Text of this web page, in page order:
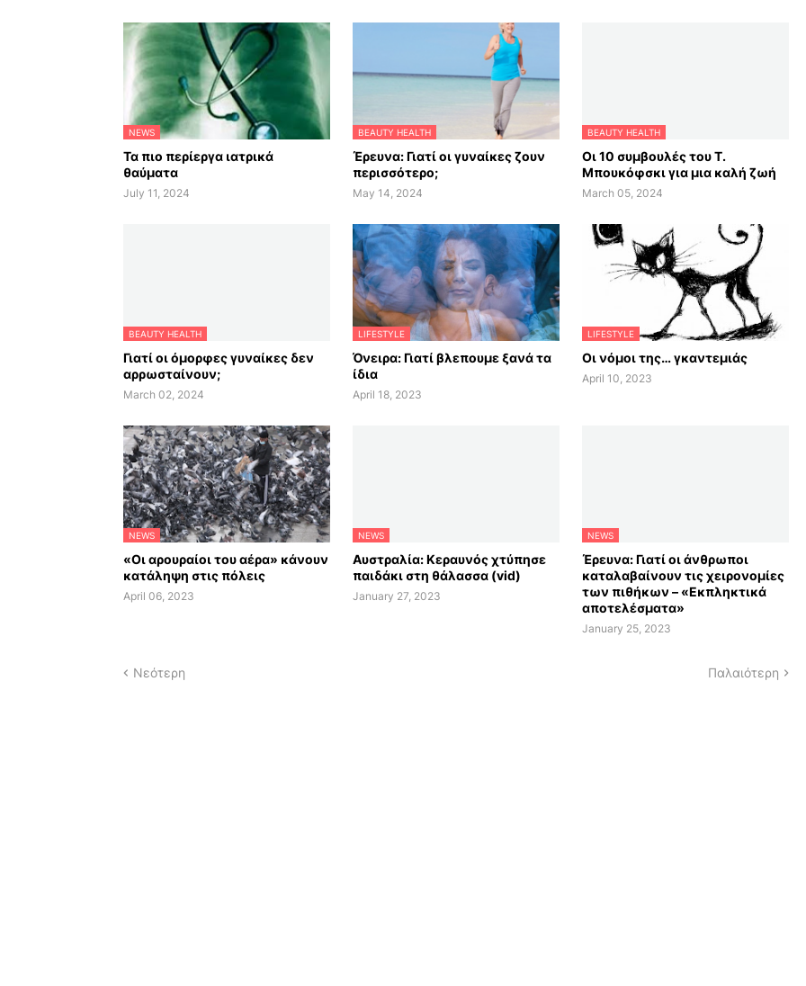
NEWS
Τα πιο περίεργα ιατρικά
θαύματα
July 11, 2024
BEAUTY HEALTH
Έρευνα: Γιατί οι γυναίκες ζουν
περισσότερο;
May 14, 2024
BEAUTY HEALTH
Οι 10 συμβουλές του Τ.
Μπουκόφσκι για μια καλή ζωή
March 05, 2024
BEAUTY HEALTH
Γιατί οι όμορφες γυναίκες δεν
αρρωσταίνουν;
March 02, 2024
LIFESTYLE
Όνειρα: Γιατί βλεπουμε ξανά τα
ίδια
April 18, 2023
LIFESTYLE
Οι νόμοι της… γκαντεμιάς
April 10, 2023
NEWS
«Οι αρουραίοι του αέρα» κάνουν
κατάληψη στις πόλεις
April 06, 2023
NEWS
Αυστραλία: Κεραυνός χτύπησε
παιδάκι στη θάλασσα (vid)
January 27, 2023
NEWS
Έρευνα: Γιατί οι άνθρωποι
καταλαβαίνουν τις χειρονομίες
των πιθήκων – «Εκπληκτικά
αποτελέσματα»
January 25, 2023
Νεότερη Παλαιότερη